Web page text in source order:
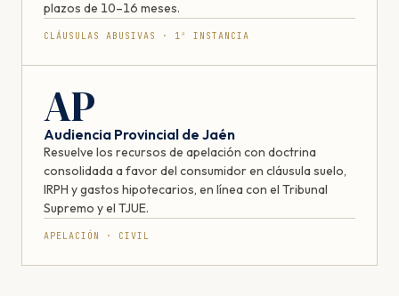
plazos de 10–16 meses.
CLÁUSULAS ABUSIVAS · 1ª INSTANCIA
AP
Audiencia Provincial de Jaén
Resuelve los recursos de apelación con doctrina
consolidada a favor del consumidor en cláusula suelo,
IRPH y gastos hipotecarios, en línea con el Tribunal
Supremo y el TJUE.
APELACIÓN · CIVIL